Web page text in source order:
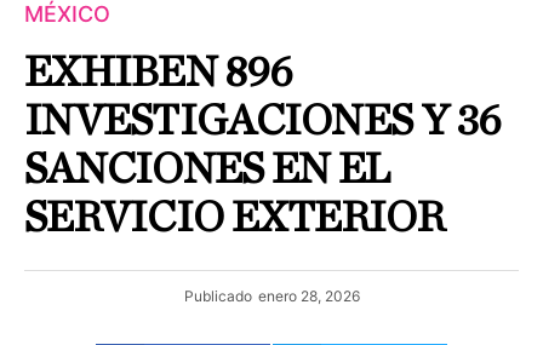
MÉXICO
EXHIBEN 896
INVESTIGACIONES Y 36
SANCIONES EN EL
SERVICIO EXTERIOR
Publicado enero 28, 2026